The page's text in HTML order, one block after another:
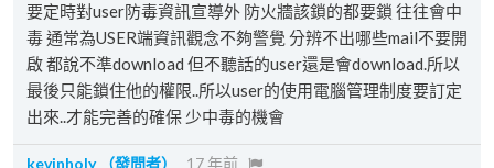
要定時對user防毒資訊宣導外 防火牆該鎖的都要鎖 往往會中
毒 通常為USER端資訊觀念不夠警覺 分辨不出哪些mail不要開
啟 都說不準download 但不聽話的user還是會download.所以
最後只能鎖住他的權限..所以user的使用電腦管理制度要訂定
出來..才能完善的確保 少中毒的機會
kevinholy （發問者） 17 年前